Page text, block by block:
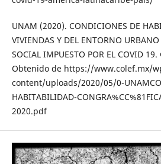
UNAM (2020). CONDICIONES DE
VIVIENDAS Y DEL ENTORNO
SOCIAL IMPUES­TO POR EL COVID
Obtenido de https://www.colef.mx/
content/uploads/2020/05/0-
HABITABILIDAD-
2020.pdf